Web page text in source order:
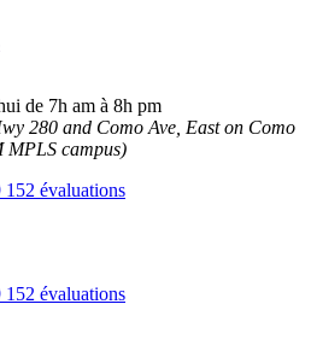
de 7h am à 8h pm
280 and Como Ave, East on Como
MPLS campus)
152 évaluations
152 évaluations